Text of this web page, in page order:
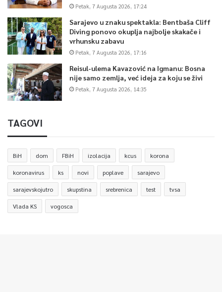
Petak, 7 Augusta 2026, 17:24
Sarajevo u znaku spektakla: Bentbaša Cliff
Diving ponovo okuplja najbolje skakače i
vrhunsku zabavu
Petak, 7 Augusta 2026, 17:16
Reisul-ulema Kavazović na Igmanu: Bosna
nije samo zemlja, već ideja za koju se živi
Petak, 7 Augusta 2026, 14:35
TAGOVI
BiH dom FBiH izolacija kcus korona
koronavirus ks novi poplave sarajevo
sarajevskojutro skupstina srebrenica test tvsa
Vlada KS vogosca